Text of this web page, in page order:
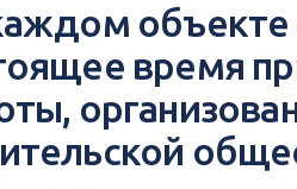
объекте
время